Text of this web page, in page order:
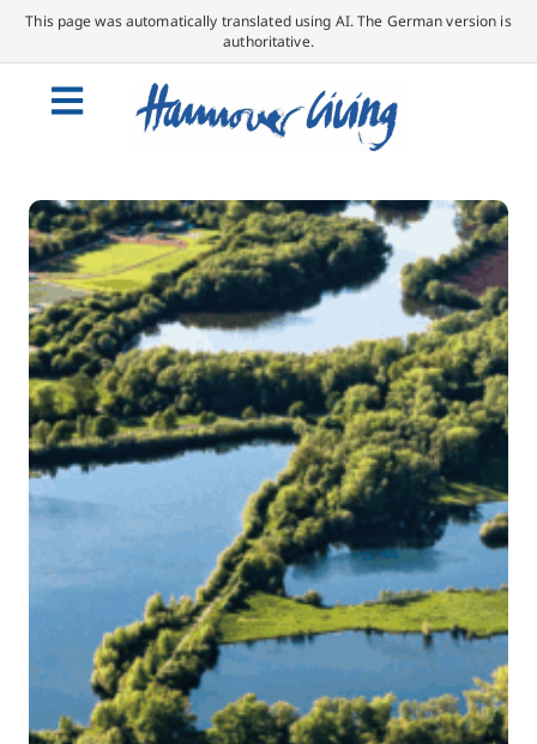
This page was automatically translated using AI. The German version is
authoritative.